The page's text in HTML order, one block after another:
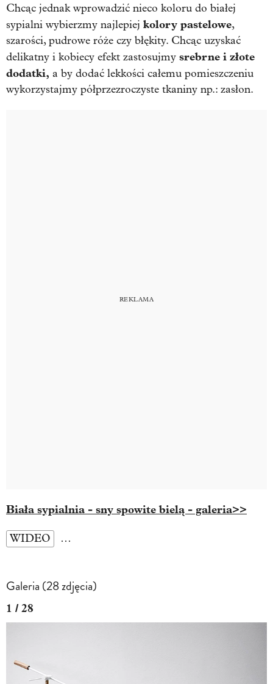
Chcąc jednak wprowadzić nieco koloru do białej
sypialni wybierzmy najlepiej kolory pastelowe,
szarości, pudrowe róże czy błękity. Chcąc uzyskać
delikatny i kobiecy efekt zastosujmy srebrne i złote
dodatki, a by dodać lekkości całemu pomieszczeniu
wykorzystajmy półprzezroczyste tkaniny np.: zasłon.
Biała sypialnia - sny spowite bielą - galeria>>
WIDEO …
Galeria (28 zdjęcia)
1 / 28